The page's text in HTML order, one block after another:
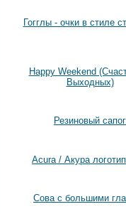
Гогглы - очки в стиле
Happy Weekend
Выходных)
Резиновый сапог
Acura / Акура
Сова с большими